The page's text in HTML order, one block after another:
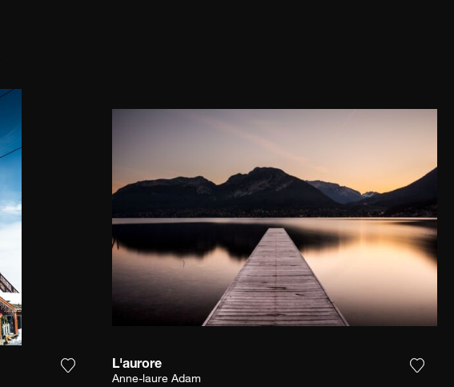
Agrega la fotografía a mi lista de deseos
L'aurore
Anne-laure Adam